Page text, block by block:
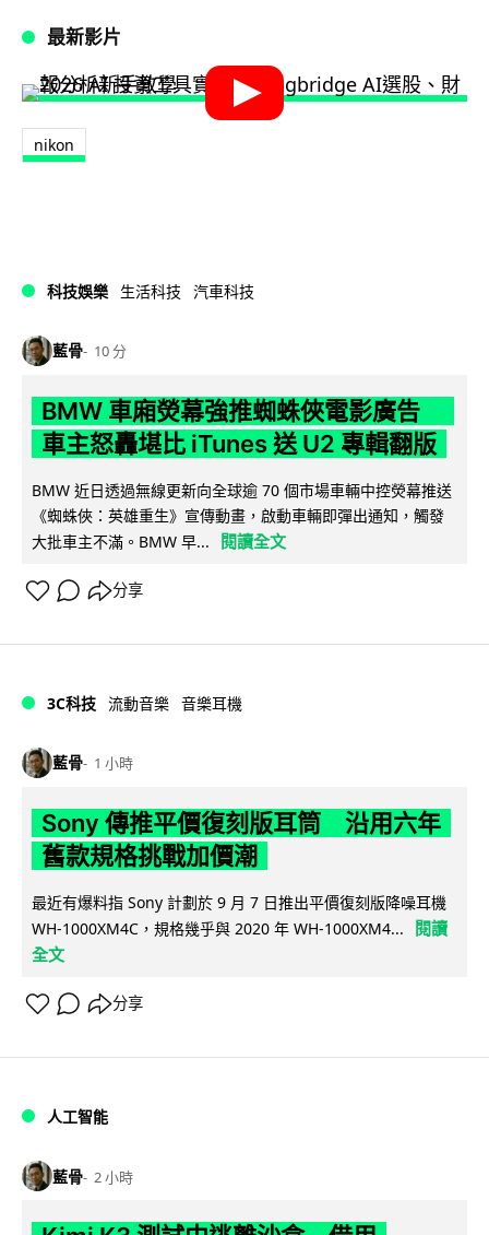
最新影片
nikon
科技娛樂 生活科技 汽車科技
藍骨 10 分
BMW 車廂熒幕強推蜘蛛俠電影廣告
車主怒轟堪比 iTunes 送 U2 專輯翻版
BMW 近日透過無線更新向全球逾 70 個市場車輛中控熒幕推送
《蜘蛛俠：英雄重生》宣傳動畫，啟動車輛即彈出通知，觸發
大批車主不滿。BMW 早...
閱讀全文
分享
3C科技 流動音樂 音樂耳機
藍骨 1 小時
Sony 傳推平價復刻版耳筒 沿用六年
舊款規格挑戰加價潮
最近有爆料指 Sony 計劃於 9 月 7 日推出平價復刻版降噪耳機
WH-1000XM4C，規格幾乎與 2020 年 WH-1000XM4...
閱讀
全文
分享
人工智能
藍骨 2 小時